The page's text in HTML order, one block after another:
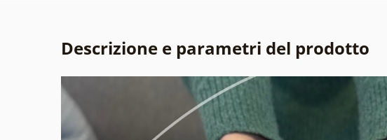
Descrizione e parametri del prodotto